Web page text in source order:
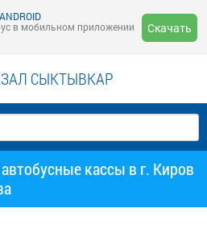
в мобильном приложении
Скачать
СЫКТЫВКАР
кассы в г. Киров